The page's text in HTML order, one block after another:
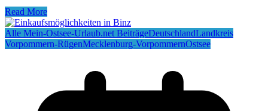
Read More
Alle Mein-Ostsee-Urlaub.net BeiträgeDeutschlandLandkreis
Vorpommern-RügenMecklenburg-VorpommernOstsee